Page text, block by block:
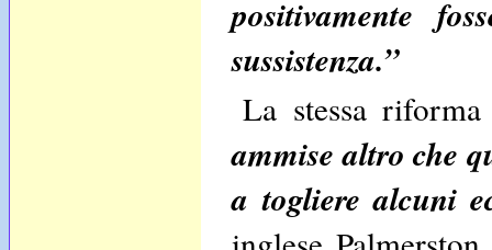
positivamente
sussistenza.”
La stessa
ammise altro che
a togliere alcuni